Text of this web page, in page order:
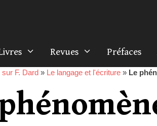
Revues Préfaces
sur F. Dard » Le langage et l'écriture » Le